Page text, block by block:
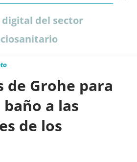
digital del sector
de Grohe para
a las
de los